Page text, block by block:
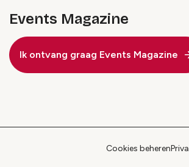
Events Magazine
Ik ontvang graag Events Magazine
Cookies beheren